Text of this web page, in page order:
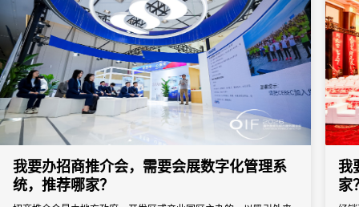
我要办招商推介会，需要会展数字化管理系
统，推荐哪家？
我
家